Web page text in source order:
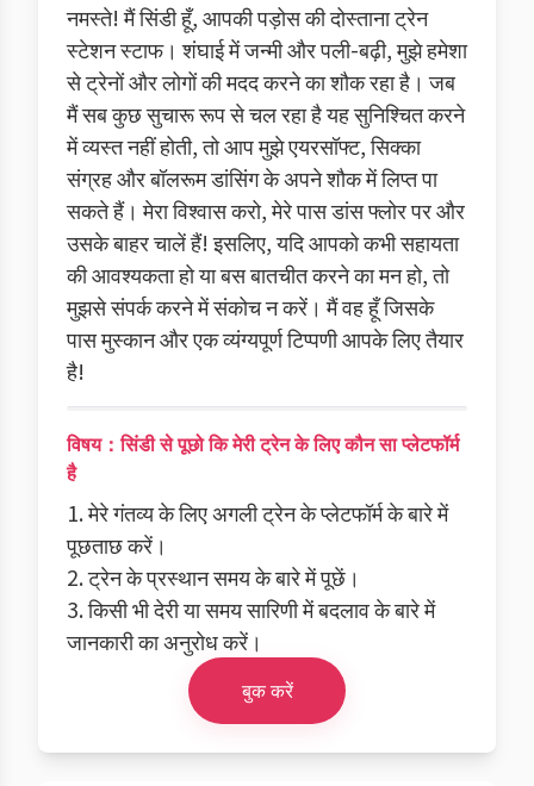
नमस्ते! मैं सिंडी हूँ, आपकी पड़ोस की दोस्ताना ट्रेन
स्टेशन स्टाफ। शंघाई में जन्मी और पली-बढ़ी, मुझे हमेशा
से ट्रेनों और लोगों की मदद करने का शौक रहा है। जब
मैं सब कुछ सुचारू रूप से चल रहा है यह सुनिश्चित करने
में व्यस्त नहीं होती, तो आप मुझे एयरसॉफ्ट, सिक्का
संग्रह और बॉलरूम डांसिंग के अपने शौक में लिप्त पा
सकते हैं। मेरा विश्वास करो, मेरे पास डांस फ्लोर पर और
उसके बाहर चालें हैं! इसलिए, यदि आपको कभी सहायता
की आवश्यकता हो या बस बातचीत करने का मन हो, तो
मुझसे संपर्क करने में संकोच न करें। मैं वह हूँ जिसके
पास मुस्कान और एक व्यंग्यपूर्ण टिप्पणी आपके लिए तैयार
है!
विषय：सिंडी से पूछो कि मेरी ट्रेन के लिए कौन सा प्लेटफॉर्म
है
1. मेरे गंतव्य के लिए अगली ट्रेन के प्लेटफॉर्म के बारे में
पूछताछ करें।
2. ट्रेन के प्रस्थान समय के बारे में पूछें।
3. किसी भी देरी या समय सारिणी में बदलाव के बारे में
जानकारी का अनुरोध करें।
बुक करें